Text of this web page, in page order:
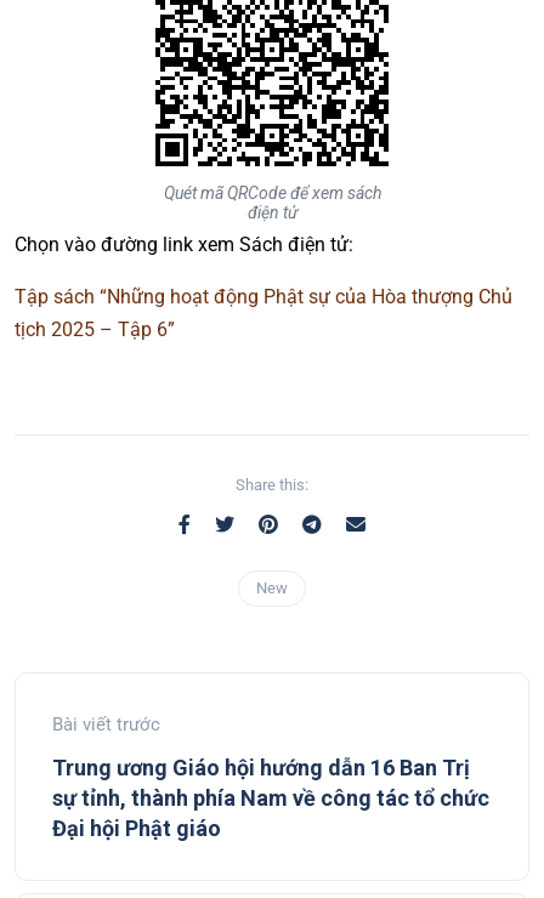
Quét mã QRCode để xem sách
điện tử
Chọn vào đường link xem Sách điện tử:
Tập sách “Những hoạt động Phật sự của Hòa thượng Chủ
tịch 2025 – Tập 6”
Share this:
New
Bài viết trước
Trung ương Giáo hội hướng dẫn 16 Ban Trị
sự tỉnh, thành phía Nam về công tác tổ chức
Đại hội Phật giáo